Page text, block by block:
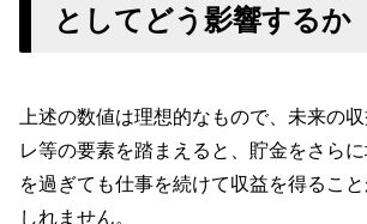
としてどう影響するか
上述の数値は理想的なもので、未来の
レ等の要素を踏まえると、貯金をさら
を過ぎても仕事を続けて収益を得るこ
しれません。